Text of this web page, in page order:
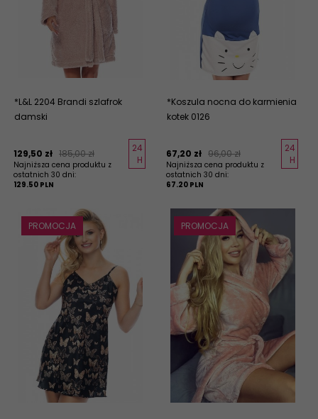
*L&L 2204 Brandi szlafrok
damski
129,50 zł 185,00 zł
Najniższa cena produktu z
ostatnich 30 dni:
129.50 PLN
24
H
*Koszula nocna do karmienia
kotek 0126
67,20 zł 96,00 zł
Najniższa cena produktu z
ostatnich 30 dni:
67.20 PLN
24
H
PROMOCJA PROMOCJA